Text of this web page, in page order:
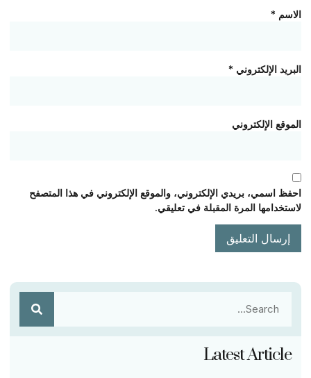
الاسم *
البريد الإلكتروني *
الموقع الإلكتروني
احفظ اسمي، بريدي الإلكتروني، والموقع الإلكتروني في هذا المتصفح
لاستخدامها المرة المقبلة في تعليقي.
Latest Article